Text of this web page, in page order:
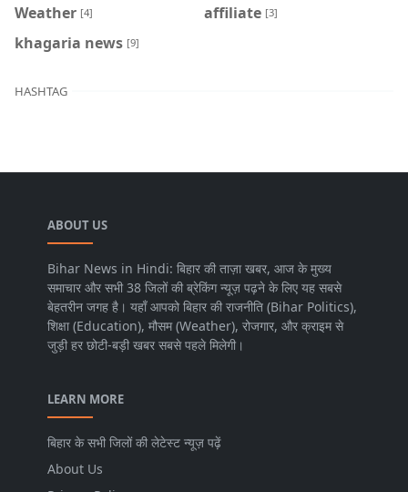
Weather [4] affiliate [3]
khagaria news [9]
HASHTAG
ABOUT US
Bihar News in Hindi: बिहार की ताज़ा खबर, आज के मुख्य
समाचार और सभी 38 जिलों की ब्रेकिंग न्यूज़ पढ़ने के लिए यह सबसे
बेहतरीन जगह है। यहाँ आपको बिहार की राजनीति (Bihar Politics),
शिक्षा (Education), मौसम (Weather), रोजगार, और क्राइम से
जुड़ी हर छोटी-बड़ी खबर सबसे पहले मिलेगी।
LEARN MORE
बिहार के सभी जिलों की लेटेस्ट न्यूज़ पढ़ें
About Us